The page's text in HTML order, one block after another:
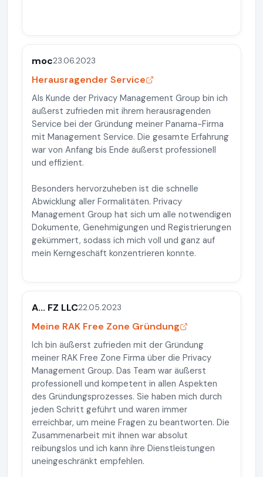
moc23.06.2023
Herausragender Service
Als Kunde der Privacy Management Group bin ich
äußerst zufrieden mit ihrem herausragenden
Service bei der Gründung meiner Panama-Firma
mit Management Service. Die gesamte Erfahrung
war von Anfang bis Ende äußerst professionell
und effizient.
Besonders hervorzuheben ist die schnelle
Abwicklung aller Formalitäten. Privacy
Management Group hat sich um alle notwendigen
Dokumente, Genehmigungen und Registrierungen
gekümmert, sodass ich mich voll und ganz auf
mein Kerngeschäft konzentrieren konnte.
A... FZ LLC22.05.2023
Meine RAK Free Zone Gründung
Ich bin äußerst zufrieden mit der Gründung
meiner RAK Free Zone Firma über die Privacy
Management Group. Das Team war äußerst
professionell und kompetent in allen Aspekten
des Gründungsprozesses. Sie haben mich durch
jeden Schritt geführt und waren immer
erreichbar, um meine Fragen zu beantworten. Die
Zusammenarbeit mit ihnen war absolut
reibungslos und ich kann ihre Dienstleistungen
uneingeschränkt empfehlen.